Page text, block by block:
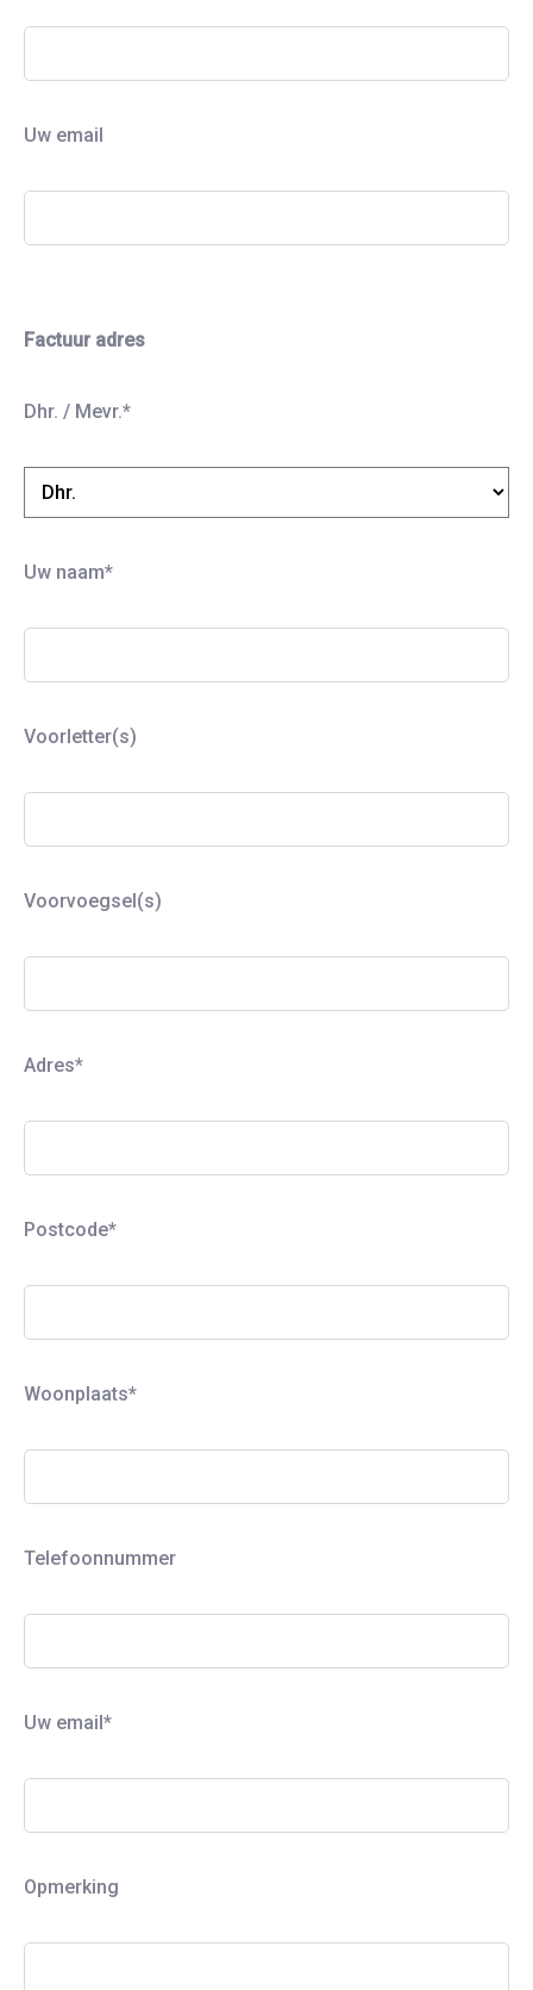
Uw email
e
i
v
i
v
d
e
t
e
Factuur adres
Dhr. / Mevr.*
Uw naam*
Voorletter(s)
Voorvoegsel(s)
Adres*
Postcode*
Woonplaats*
Telefoonnummer
Uw email*
Opmerking